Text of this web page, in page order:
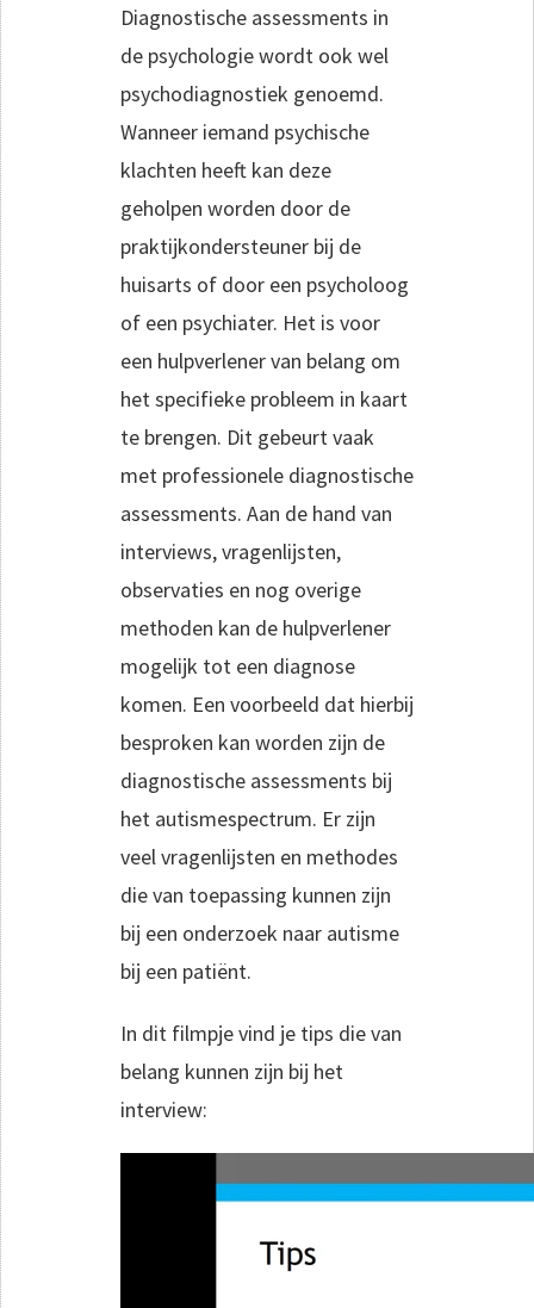
Diagnostische assessments in
de psychologie wordt ook wel
psychodiagnostiek genoemd.
Wanneer iemand psychische
klachten heeft kan deze
geholpen worden door de
praktijkondersteuner bij de
huisarts of door een psycholoog
of een psychiater. Het is voor
een hulpverlener van belang om
het specifieke probleem in kaart
te brengen. Dit gebeurt vaak
met professionele diagnostische
assessments. Aan de hand van
interviews, vragenlijsten,
observaties en nog overige
methoden kan de hulpverlener
mogelijk tot een diagnose
komen. Een voorbeeld dat hierbij
besproken kan worden zijn de
diagnostische assessments bij
het autismespectrum. Er zijn
veel vragenlijsten en methodes
die van toepassing kunnen zijn
bij een onderzoek naar autisme
bij een patiënt.
In dit filmpje vind je tips die van
belang kunnen zijn bij het
interview: